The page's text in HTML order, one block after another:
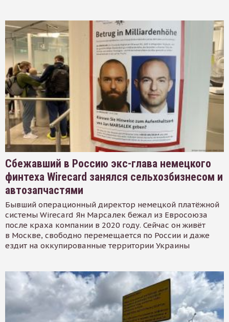
Сбежавший в Россию экс-глава немецкого
финтеха Wirecard занялся сельхозбизнесом и
автозапчастями
Бывший операционный директор немецкой платёжной
системы Wirecard Ян Марсалек бежал из Евросоюза
после краха компании в 2020 году. Сейчас он живёт
в Москве, свободно перемещается по России и даже
ездит на оккупированные территории Украины